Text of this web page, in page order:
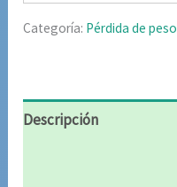
Categoría: Pérdida de peso
Descripción